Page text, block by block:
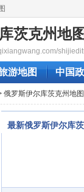
茨克州地
游地图 中国
俄罗斯伊尔库茨克州地图
最新俄罗斯伊尔库